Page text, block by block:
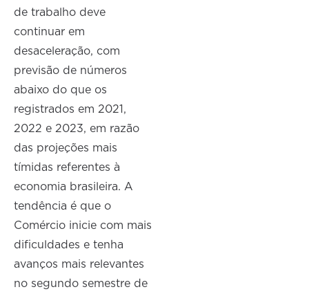
de trabalho deve
continuar em
desaceleração, com
previsão de números
abaixo do que os
registrados em 2021,
2022 e 2023, em razão
das projeções mais
tímidas referentes à
economia brasileira. A
tendência é que o
Comércio inicie com mais
dificuldades e tenha
avanços mais relevantes
no segundo semestre de